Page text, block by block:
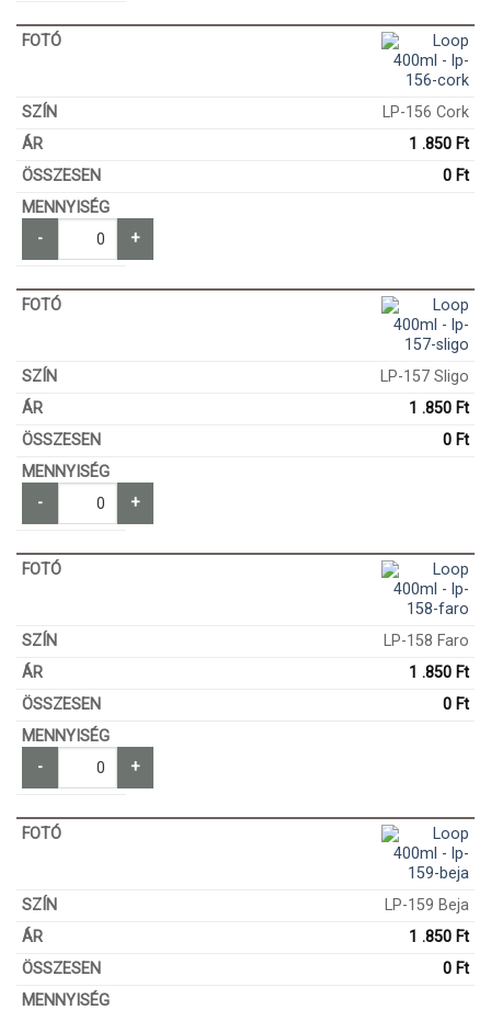
LP-156 Cork
1 .850 Ft
0 Ft
- +
LP-157 Sligo
1 .850 Ft
0 Ft
- +
LP-158 Faro
1 .850 Ft
0 Ft
- +
LP-159 Beja
1 .850 Ft
0 Ft